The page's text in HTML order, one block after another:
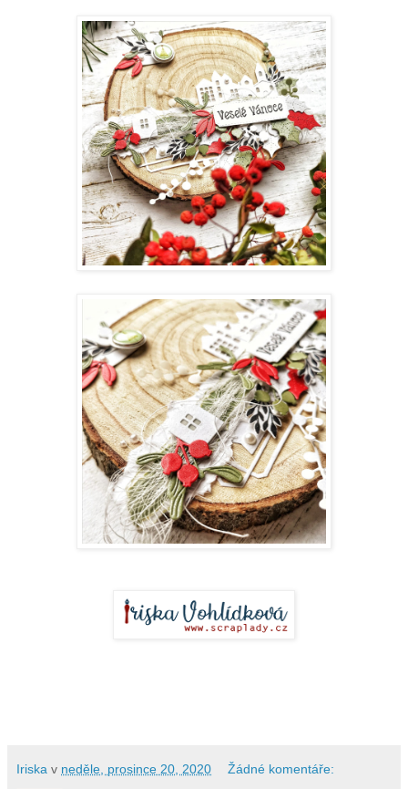
Iriska v neděle, prosince 20, 2020 Žádné komentáře: